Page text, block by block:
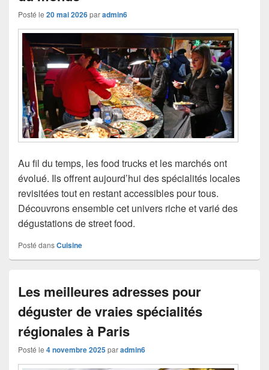
Posté le 20 mai 2026paradmin6
Au fil du temps, les food trucks et les marchés ont
évolué. Ils offrent aujourd’hui des spécialités locales
revisitées tout en restant accessibles pour tous.
Découvrons ensemble cet univers riche et varié des
dégustations de street food.
Posté dansCuisine
Les meilleures adresses pour
déguster de vraies spécialités
régionales à Paris
Posté le 4 novembre 2025paradmin6